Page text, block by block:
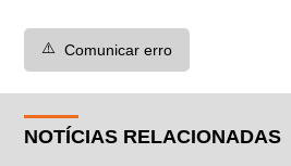
⚠️ Comunicar erro
NOTÍCIAS RELACIONADAS